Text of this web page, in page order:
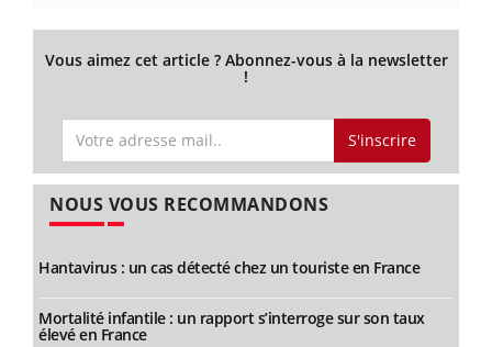
Vous aimez cet article ? Abonnez-vous à la newsletter
!
S'inscrire
NOUS VOUS RECOMMANDONS
Hantavirus : un cas détecté chez un touriste en France
Mortalité infantile : un rapport s’interroge sur son taux
élevé en France